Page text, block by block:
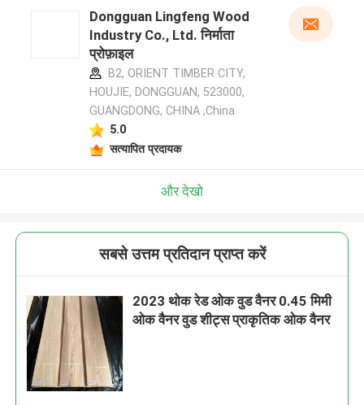
Dongguan Lingfeng Wood
Industry Co., Ltd. निर्माता
प्रोफ़ाइल
B2, ORIENT TIMBER CITY,
HOUJIE, DONGGUAN, 523000,
GUANGDONG, CHINA ,China
5.0
सत्यापित प्रदायक
और देखो
सबसे उत्तम प्रतिदान प्राप्त करें
2023 थोक रेड ओक वुड वैनर 0.45 मिमी
ओक वैनर वुड शीट्स प्राकृतिक ओक वैनर